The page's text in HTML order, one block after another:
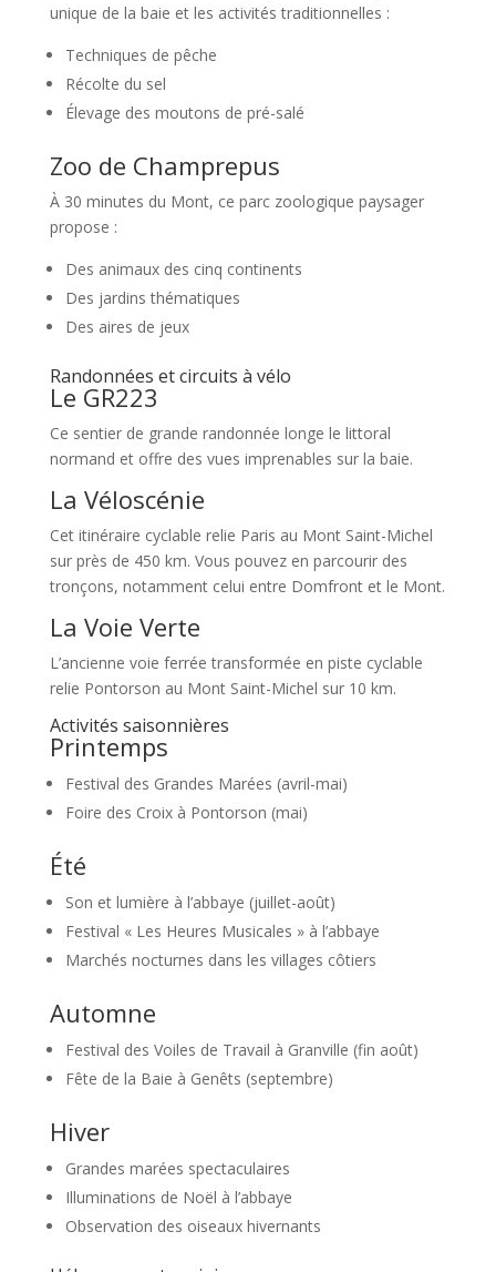
unique de la baie et les activités traditionnelles :
Techniques de pêche
Récolte du sel
Élevage des moutons de pré-salé
Zoo de Champrepus
À 30 minutes du Mont, ce parc zoologique paysager
propose :
Des animaux des cinq continents
Des jardins thématiques
Des aires de jeux
Randonnées et circuits à vélo
Le GR223
Ce sentier de grande randonnée longe le littoral
normand et offre des vues imprenables sur la baie.
La Véloscénie
Cet itinéraire cyclable relie Paris au Mont Saint-Michel
sur près de 450 km. Vous pouvez en parcourir des
tronçons, notamment celui entre Domfront et le Mont.
La Voie Verte
L’ancienne voie ferrée transformée en piste cyclable
relie Pontorson au Mont Saint-Michel sur 10 km.
Activités saisonnières
Printemps
Festival des Grandes Marées (avril-mai)
Foire des Croix à Pontorson (mai)
Été
Son et lumière à l’abbaye (juillet-août)
Festival « Les Heures Musicales » à l’abbaye
Marchés nocturnes dans les villages côtiers
Automne
Festival des Voiles de Travail à Granville (fin août)
Fête de la Baie à Genêts (septembre)
Hiver
Grandes marées spectaculaires
Illuminations de Noël à l’abbaye
Observation des oiseaux hivernants